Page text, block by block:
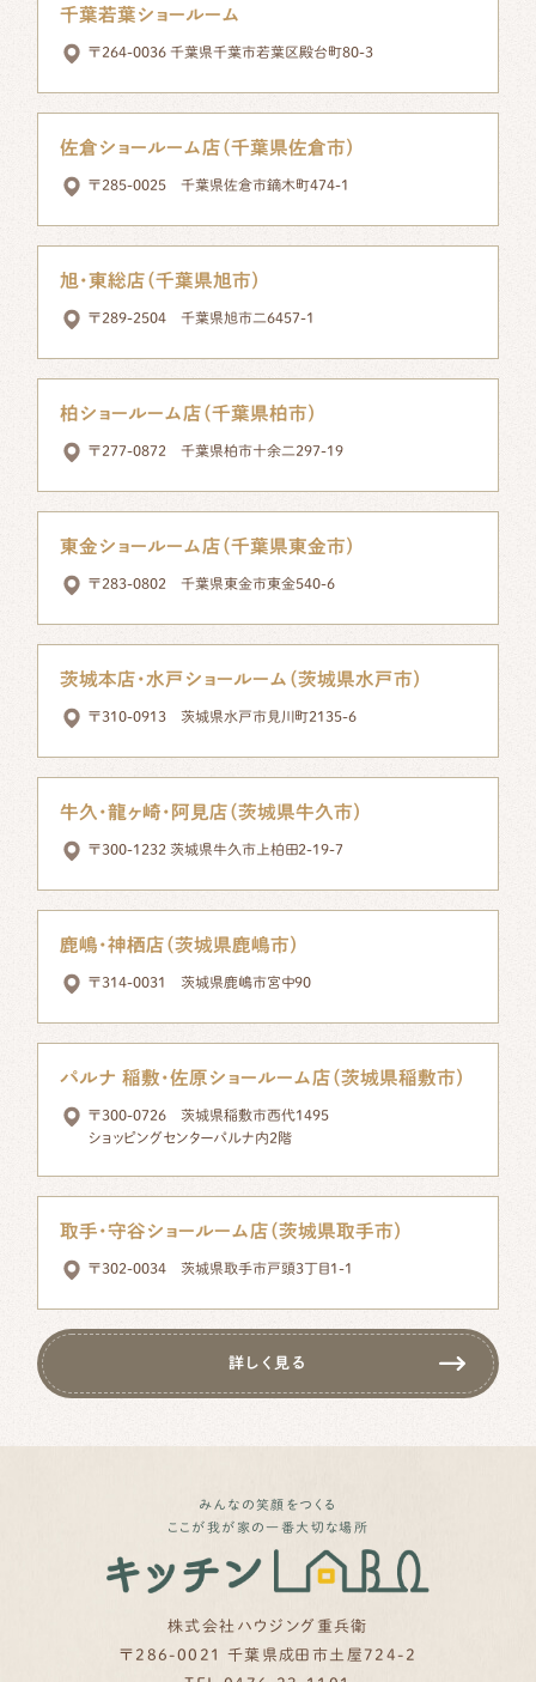
千葉若葉ショールーム
〒264-0036 千葉県千葉市若葉区殿台町80-3
佐倉ショールーム店（千葉県佐倉市）
〒285-0025 千葉県佐倉市鏑木町474-1
旭・東総店（千葉県旭市）
〒289-2504 千葉県旭市二6457-1
柏ショールーム店（千葉県柏市）
〒277-0872 千葉県柏市十余二297-19
東金ショールーム店（千葉県東金市）
〒283-0802 千葉県東金市東金540-6
茨城本店・水戸ショールーム（茨城県水戸市）
〒310-0913 茨城県水戸市見川町2135-6
牛久・龍ヶ崎・阿見店（茨城県牛久市）
〒300-1232 茨城県牛久市上柏田2-19-7
鹿嶋・神栖店（茨城県鹿嶋市）
〒314-0031 茨城県鹿嶋市宮中90
パルナ 稲敷・佐原ショールーム店（茨城県稲敷市）
〒300-0726 茨城県稲敷市西代1495
ショッピングセンターパルナ内2階
取手・守谷ショールーム店（茨城県取手市）
〒302-0034 茨城県取手市戸頭3丁目1-1
詳しく見る
みんなの笑顔をつくる
ここが我が家の一番大切な場所
株式会社ハウジング重兵衛
〒286-0021 千葉県成田市土屋724-2